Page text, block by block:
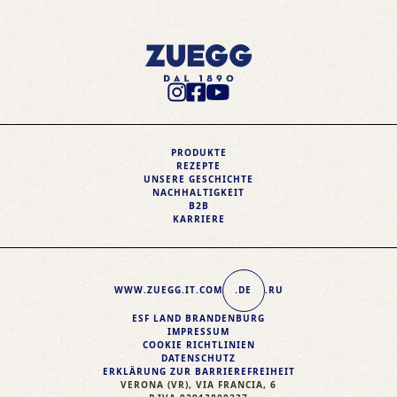
Instagram Profile
Facebook Profile
Youtube Profile
PRODUKTE
REZEPTE
UNSERE GESCHICHTE
NACHHALTIGKEIT
B2B
KARRIERE
WWW.ZUEGG.IT.COM .DE .RU
ESF LAND BRANDENBURG
IMPRESSUM
COOKIE RICHTLINIEN
DATENSCHUTZ
ERKLÄRUNG ZUR BARRIEREFREIHEIT
VERONA (VR), VIA FRANCIA, 6